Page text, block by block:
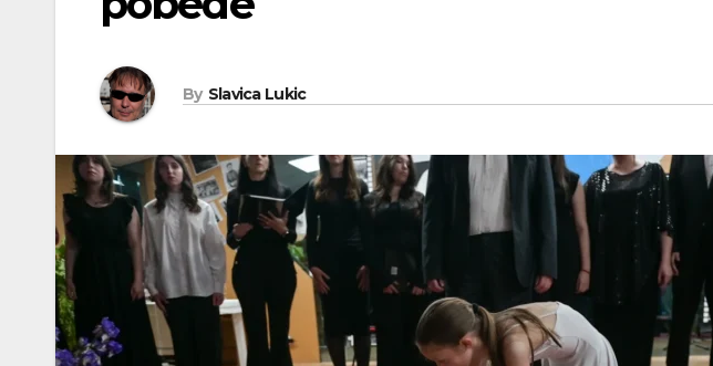
By Slavica Lukic